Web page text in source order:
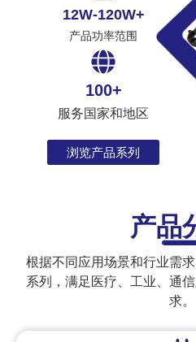
12W-120W+
产品功率范围
100+
服务国家和地区
浏览产品系列
产品
根据不同应用场景和行业需
系列，满足医疗、工业、通
求。